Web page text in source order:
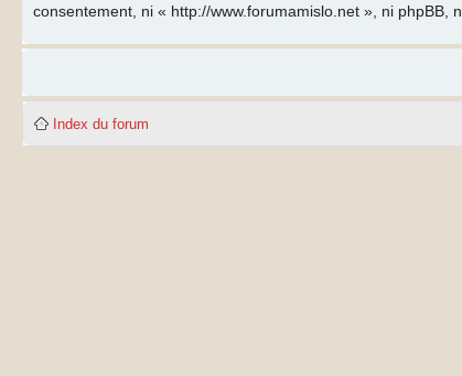
consentement, ni « http://www.forumamislo.net », ni
Index du forum